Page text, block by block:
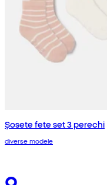
Șosete fete set 3 perechi
diverse modele